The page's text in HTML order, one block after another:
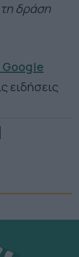
δράση
ειδήσεις